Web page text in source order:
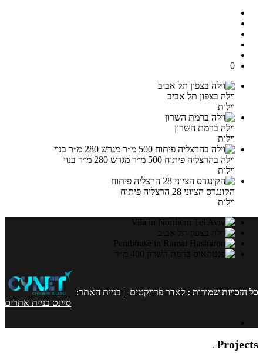
0
וילה בצפון תל אביב
וילות
וילה ברמת השרון
וילות
וילה בהרצליה פיתוח 500 מ״ר מגרש 280 מ״ר בנוי
וילות
הקונגרס הציוני 28 הרצליה פיתוח
וילות
כל הזכויות שמורות : לאדר פרויקטים | בניית האתר:
סיינט בניית אתרים
. Projects